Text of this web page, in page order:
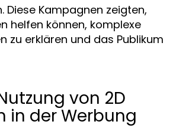
Diese Kampagnen zeigten,
helfen können, komplexe
zu erklären und das Publikum
von 2D
in der Werbung